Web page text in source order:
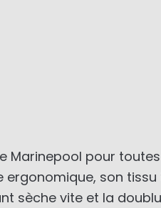
Marinepool pour
son
sèche vite et la